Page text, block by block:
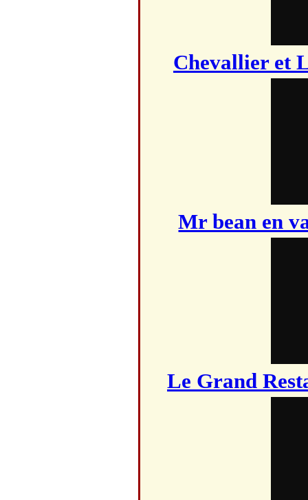
Chevallier et
Mr bean en
Le Grand